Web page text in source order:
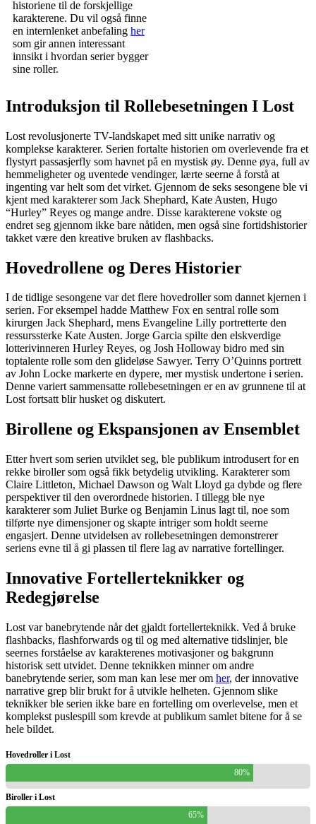
historiene til de forskjellige
karakterene. Du vil også finne
en internlenket anbefaling her
som gir annen interessant
innsikt i hvordan serier bygger
sine roller.
Introduksjon til Rollebesetningen I Lost
Lost revolusjonerte TV-landskapet med sitt unike narrativ og
komplekse karakterer. Serien fortalte historien om overlevende fra et
flystyrt passasjerfly som havnet på en mystisk øy. Denne øya, full av
hemmeligheter og uventede vendinger, lærte seerne å forstå at
ingenting var helt som det virket. Gjennom de seks sesongene ble vi
kjent med karakterer som Jack Shephard, Kate Austen, Hugo
“Hurley” Reyes og mange andre. Disse karakterene vokste og
endret seg gjennom ikke bare nåtiden, men også sine fortidshistorier
takket være den kreative bruken av flashbacks.
Hovedrollene og Deres Historier
I de tidlige sesongene var det flere hovedroller som dannet kjernen i
serien. For eksempel hadde Matthew Fox en sentral rolle som
kirurgen Jack Shephard, mens Evangeline Lilly portretterte den
ressurssterke Kate Austen. Jorge Garcia spilte den elskverdige
lotterivinneren Hurley Reyes, og Josh Holloway bidro med sin
toptalente rolle som den glideløse Sawyer. Terry O’Quinns portrett
av John Locke markerte en dypere, mer mystisk undertone i serien.
Denne variert sammensatte rollebesetningen er en av grunnene til at
Lost fortsatt blir husket og diskutert.
Birollene og Ekspansjonen av Ensemblet
Etter hvert som serien utviklet seg, ble publikum introdusert for en
rekke biroller som også fikk betydelig utvikling. Karakterer som
Claire Littleton, Michael Dawson og Walt Lloyd ga dybde og flere
perspektiver til den overordnede historien. I tillegg ble nye
karakterer som Juliet Burke og Benjamin Linus lagt til, noe som
tilførte nye dimensjoner og skapte intriger som holdt seerne
engasjert. Denne utvidelsen av rollebesetningen demonstrerer
seriens evne til å gi plassen til flere lag av narrative fortellinger.
Innovative Fortellerteknikker og
Redegjørelse
Lost var banebrytende når det gjaldt fortellerteknikk. Ved å bruke
flashbacks, flashforwards og til og med alternative tidslinjer, ble
seernes forståelse av karakterenes motivasjoner og bakgrunn
historisk sett utvidet. Denne teknikken minner om andre
banebrytende serier, som man kan lese mer om her, der innovative
narrative grep blir brukt for å utvikle helheten. Gjennom slike
teknikker ble serien ikke bare en fortelling om overlevelse, men et
komplekst puslespill som krevde at publikum samlet bitene for å se
hele bildet.
Hovedroller i Lost
80%
Biroller i Lost
65%